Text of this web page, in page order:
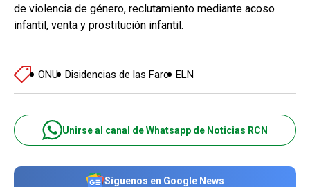
de violencia de género, reclutamiento mediante acoso
infantil, venta y prostitución infantil.
ONU Disidencias de las Farc ELN
Unirse al canal de Whatsapp de Noticias RCN
Síguenos en Google News